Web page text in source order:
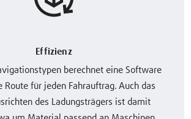
Effizienz
berechnet eine Software
Route für jeden Fahrauftrag. Auch das
des Ladungsträgers ist damit